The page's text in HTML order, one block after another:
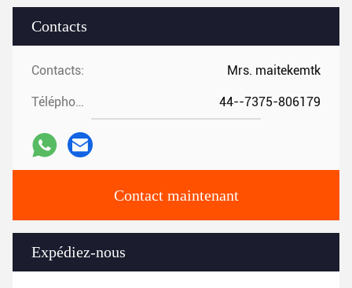
Contacts
Contacts: Mrs. maitekemtk
Téléphone: 44--7375-806179
Contact maintenant
Expédiez-nous